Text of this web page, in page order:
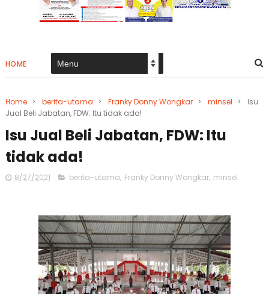
HOME
Home > berita-utama > Franky Donny Wongkar > minsel >
Isu
Jual Beli Jabatan, FDW: Itu tidak ada!
Isu Jual Beli Jabatan, FDW: Itu
tidak ada!
8/27/2021 berita-utama, Franky Donny Wongkar, minsel